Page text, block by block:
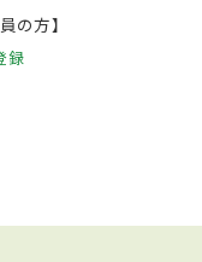
の方】
録